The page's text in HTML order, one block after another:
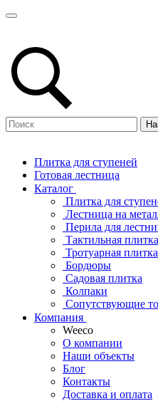
Плитка для ступеней
Готовая лестница
Каталог
Плитка для
Лестница на
Перила для
Тактильная плитка
Тротуарная плитка
Бордюры
Садовая плитка
Колпаки
Сопутствующие
Компания
Weeco
О компании
Наши объекты
Блог
Контакты
Доставка и оплата